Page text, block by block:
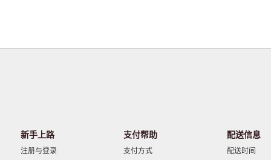
新手上路
注册与登录
支付帮助
支付方式
配送信息
配送时间